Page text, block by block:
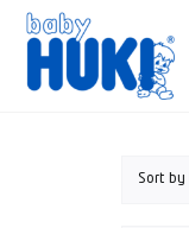
Skip
content
Sort by